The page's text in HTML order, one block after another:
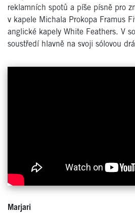
reklamních spotů a píše písně pro
v kapele Michala Prokopa Framus
anglické kapely White Feathers. V
soustředí hlavně na svoji sólovou
Marjari